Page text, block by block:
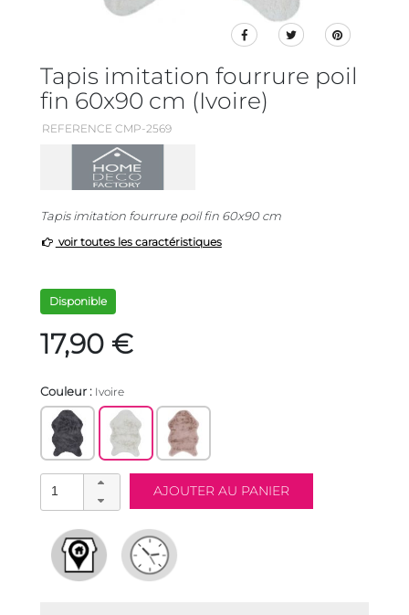
Tapis imitation fourrure poil
fin 60x90 cm (Ivoire)
REFERENCE CMP-2569
Tapis imitation fourrure poil fin 60x90 cm
voir toutes les caractéristiques
Disponible
17,90 €
Couleur : Ivoire